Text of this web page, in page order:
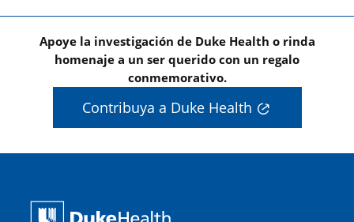
Apoye la investigación de Duke Health o rinda
homenaje a un ser querido con un regalo
conmemorativo.
Contribuya a Duke Health